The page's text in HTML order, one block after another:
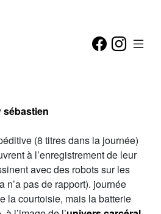
sébastien
(8 titres dans la journée)
à l’enregistrement de leur
avec des robots sur les
n’a pas de rapport). journée
la courtoisie, mais la batterie